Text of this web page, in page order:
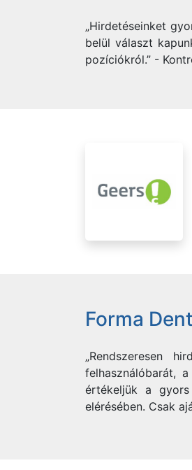
„Hirdetéseinket
belül választ
pozíciókról.” -
Forma
„Rendszeresen
felhasználóbarát,
értékeljük a
elérésében. Csak